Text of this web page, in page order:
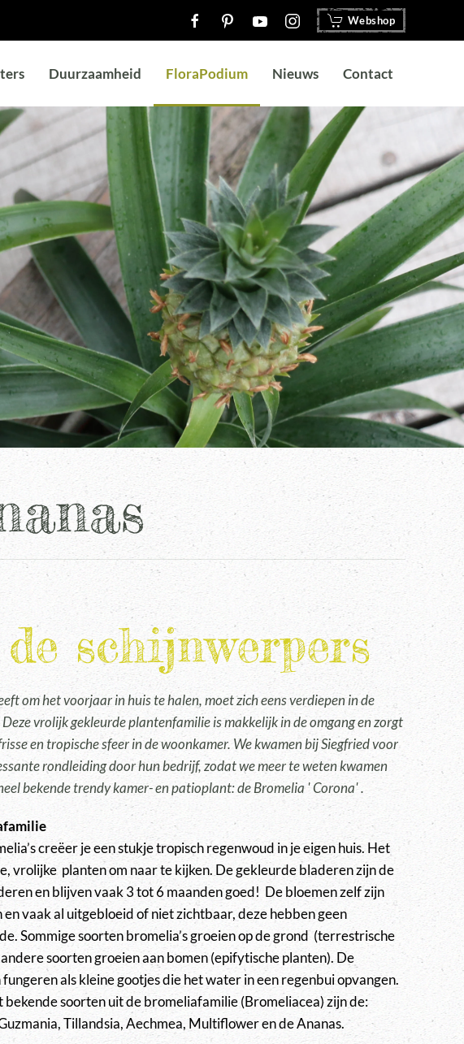
Webshop
Duurzaamheid FloraPodium Nieuws Contact
schijnwerpers
om het voorjaar in huis te halen, moet zich eens verdiepen in de
vrolijk gekleurde plantenfamilie is makkelijk in de omgang en zorgt
en tropische sfeer in de woonkamer. We kwamen bij Siegfried voor
rondleiding door hun bedrijf, zodat we meer te weten kwamen
bekende trendy kamer- en patioplant: de Bromelia ' Corona' .
creëer je een stukje tropisch regenwoud in je eigen huis. Het
vrolijke planten om naar te kijken. De gekleurde bladeren zijn de
en blijven vaak 3 tot 6 maanden goed! De bloemen zelf zijn
en vaak al uitgebloeid of niet zichtbaar, deze hebben geen
Sommige soorten bromelia’s groeien op de grond (terrestrische
soorten groeien aan bomen (epifytische planten). De
als kleine gootjes die het water in een regenbui opvangen.
bekende soorten uit de bromeliafamilie (Bromeliacea) zijn de:
Tillandsia, Aechmea, Multiflower en de Ananas.